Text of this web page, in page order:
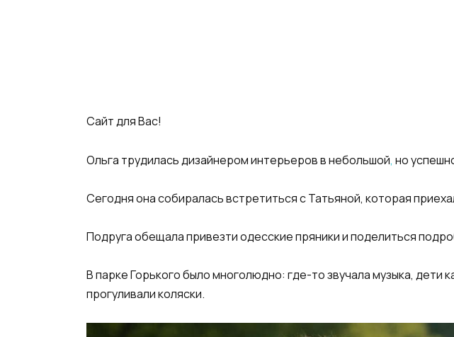
Сайт для Вас!
Ольга трудилась дизайнером интерьеров в небольшой, но
Сегодня она собиралась встретиться с Татьяной, которая
Подруга обещала привезти одесские пряники и поделиться
В парке Горького было многолюдно: где-то звучала музыка,
прогуливали коляски.